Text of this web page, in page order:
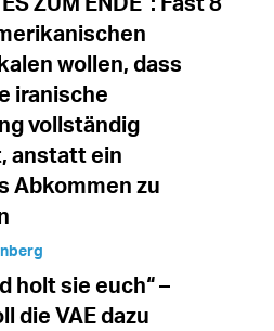
wollen, dass
iranische
vollständig
anstatt ein
Abkommen zu
holt sie euch“ –
die VAE dazu